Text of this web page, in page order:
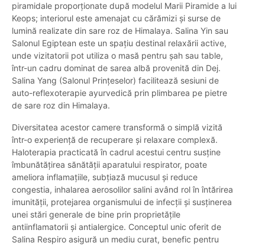
piramidale proporționate după modelul Marii Piramide a lui
Keops; interiorul este amenajat cu cărămizi și surse de
lumină realizate din sare roz de Himalaya. Salina Yin sau
Salonul Egiptean este un spațiu destinal relaxării active,
unde vizitatorii pot utiliza o masă pentru șah sau table,
într-un cadru dominat de sarea albă provenită din Dej.
Salina Yang (Salonul Prințeselor) facilitează sesiuni de
auto-reflexoterapie ayurvedică prin plimbarea pe pietre
de sare roz din Himalaya.
Diversitatea acestor camere transformă o simplă vizită
într-o experiență de recuperare și relaxare complexă.
Haloterapia practicată în cadrul acestui centru susține
îmbunătățirea sănătății aparatului respirator, poate
ameliora inflamațiile, subțiază mucusul și reduce
congestia, inhalarea aerosolilor salini având rol în întărirea
imunității, protejarea organismului de infecții și susținerea
unei stări generale de bine prin proprietățile
antiinflamatorii și antialergice. Conceptul unic oferit de
Salina Respiro asigură un mediu curat, benefic pentru